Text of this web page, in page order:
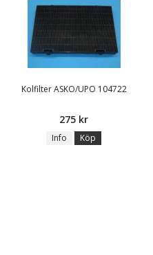
Kolfilter ASKO/UPO 104722
275 kr
Info Köp